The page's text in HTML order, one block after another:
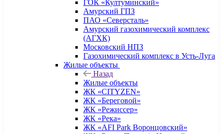
ГОК «Култуминский»
Амурский ГПЗ
ПАО «Северсталь»
Амурский газохимический комплекс
(АГХК)
Московский НПЗ
Газохимический комплекс в Усть-Луга
Жилые объекты
Назад
Жилые объекты
ЖК «CITYZEN»
ЖК «Береговой»
ЖК «Режиссер»
ЖК «Река»
ЖК «AFI Park Воронцовский»